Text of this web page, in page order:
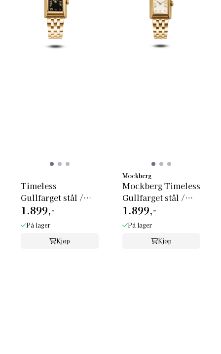
Timeless
Gullfarget stål /
Sort 18x22mm
1.899,-
På lager
Kjøp
Mockberg
Mockberg Timeless
Gullfarget stål /
Hvit 18x22mm ...
1.899,-
På lager
Kjøp